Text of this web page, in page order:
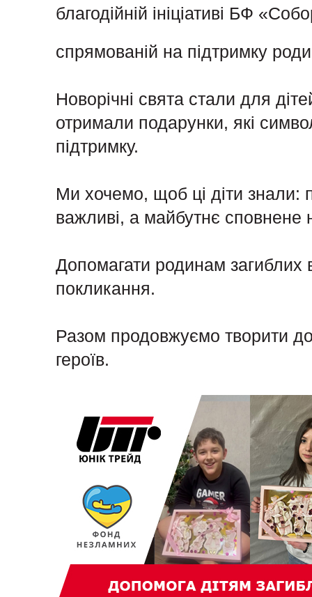
благодійній ініціативі БФ
спрямованій на підтримку
Новорічні свята стали для
отримали подарунки, які
підтримку.
Ми хочемо, щоб ці діти знали:
важливі, а майбутнє сповнене
Допомагати родинам загиблих
покликання.
Разом продовжуємо творити
героїв.